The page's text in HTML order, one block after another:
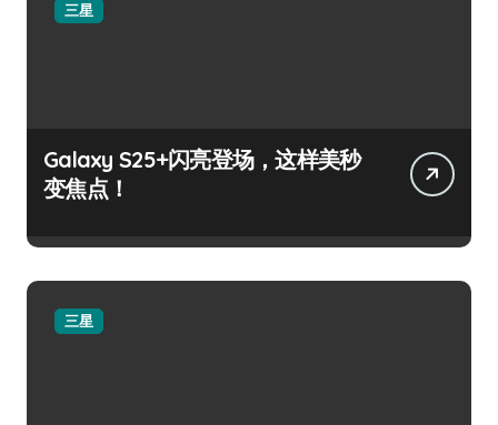
三星
Galaxy S25+闪亮登场，这样美秒
变焦点！
三星